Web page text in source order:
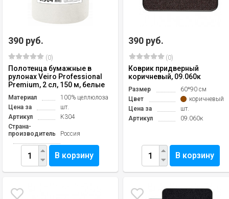
390 руб.
(0)
Полотенца бумажные в
рулонах Veiro Professional
Premium, 2 сл, 150 м, белые
Материал
100% целлюлоза
Цена за
шт.
Артикул
K304
Страна-
производитель
Россия
В корзину
390 руб.
(0)
Коврик придверный
коричневый, 09.060к
Размер
60*90 см
Цвет
коричневый
Цена за
шт.
Артикул
09.060к
В корзину